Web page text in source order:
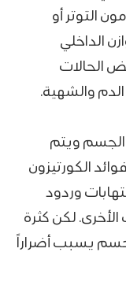
التوتر أو
الداخلي
الحالات
والشهية.
الجسم ويتم
الكورتيزون
وردود
لكن كثرة
يسبب أضراراً